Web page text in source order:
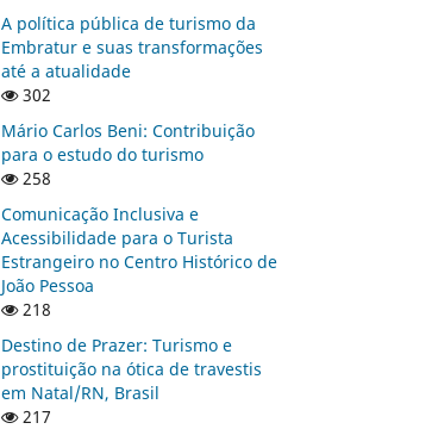
A política pública de turismo da
Embratur e suas transformações
até a atualidade
302
Mário Carlos Beni: Contribuição
para o estudo do turismo
258
Comunicação Inclusiva e
Acessibilidade para o Turista
Estrangeiro no Centro Histórico de
João Pessoa
218
Destino de Prazer: Turismo e
prostituição na ótica de travestis
em Natal/RN, Brasil
217